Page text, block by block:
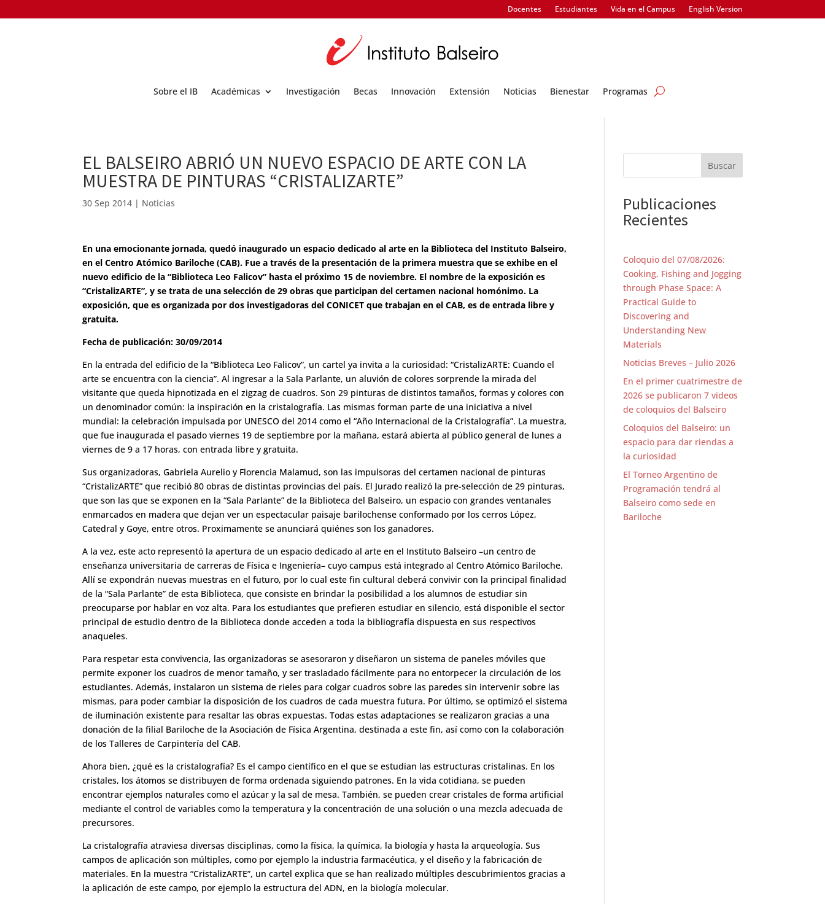
Docentes Estudiantes Vida en el Campus English Version
Sobre el IB Académicas Investigación Becas Innovación Extensión Noticias Bienestar Programas
EL BALSEIRO ABRIÓ UN NUEVO ESPACIO DE ARTE CON LA
MUESTRA DE PINTURAS “CRISTALIZARTE”
30 Sep 2014 | Noticias
En una emocionante jornada, quedó inaugurado un espacio dedicado al arte en la Biblioteca del Instituto Balseiro,
en el Centro Atómico Bariloche (CAB). Fue a través de la presentación de la primera muestra que se exhibe en el
nuevo edificio de la “Biblioteca Leo Falicov” hasta el próximo 15 de noviembre. El nombre de la exposición es
“CristalizARTE”, y se trata de una selección de 29 obras que participan del certamen nacional homónimo. La
exposición, que es organizada por dos investigadoras del CONICET que trabajan en el CAB, es de entrada libre y
gratuita.
Fecha de publicación: 30/09/2014
En la entrada del edificio de la “Biblioteca Leo Falicov”, un cartel ya invita a la curiosidad: “CristalizARTE: Cuando el
arte se encuentra con la ciencia”. Al ingresar a la Sala Parlante, un aluvión de colores sorprende la mirada del
visitante que queda hipnotizada en el zigzag de cuadros. Son 29 pinturas de distintos tamaños, formas y colores con
un denominador común: la inspiración en la cristalografía. Las mismas forman parte de una iniciativa a nivel
mundial: la celebración impulsada por UNESCO del 2014 como el “Año Internacional de la Cristalografía”. La muestra,
que fue inaugurada el pasado viernes 19 de septiembre por la mañana, estará abierta al público general de lunes a
viernes de 9 a 17 horas, con entrada libre y gratuita.
Sus organizadoras, Gabriela Aurelio y Florencia Malamud, son las impulsoras del certamen nacional de pinturas
“CristalizARTE” que recibió 80 obras de distintas provincias del país. El Jurado realizó la pre-selección de 29 pinturas,
que son las que se exponen en la “Sala Parlante” de la Biblioteca del Balseiro, un espacio con grandes ventanales
enmarcados en madera que dejan ver un espectacular paisaje barilochense conformado por los cerros López,
Catedral y Goye, entre otros. Proximamente se anunciará quiénes son los ganadores.
A la vez, este acto representó la apertura de un espacio dedicado al arte en el Instituto Balseiro –un centro de
enseñanza universitaria de carreras de Física e Ingeniería– cuyo campus está integrado al Centro Atómico Bariloche.
Allí se expondrán nuevas muestras en el futuro, por lo cual este fin cultural deberá convivir con la principal finalidad
de la “Sala Parlante” de esta Biblioteca, que consiste en brindar la posibilidad a los alumnos de estudiar sin
preocuparse por hablar en voz alta. Para los estudiantes que prefieren estudiar en silencio, está disponible el sector
principal de estudio dentro de la Biblioteca donde acceden a toda la bibliografía dispuesta en sus respectivos
anaqueles.
Para respetar esta convivencia, las organizadoras se asesoraron y diseñaron un sistema de paneles móviles que
permite exponer los cuadros de menor tamaño, y ser trasladado fácilmente para no entorpecer la circulación de los
estudiantes. Además, instalaron un sistema de rieles para colgar cuadros sobre las paredes sin intervenir sobre las
mismas, para poder cambiar la disposición de los cuadros de cada muestra futura. Por último, se optimizó el sistema
de iluminación existente para resaltar las obras expuestas. Todas estas adaptaciones se realizaron gracias a una
donación de la filial Bariloche de la Asociación de Física Argentina, destinada a este fin, así como con la colaboración
de los Talleres de Carpintería del CAB.
Ahora bien, ¿qué es la cristalografía? Es el campo científico en el que se estudian las estructuras cristalinas. En los
cristales, los átomos se distribuyen de forma ordenada siguiendo patrones. En la vida cotidiana, se pueden
encontrar ejemplos naturales como el azúcar y la sal de mesa. También, se pueden crear cristales de forma artificial
mediante el control de variables como la temperatura y la concentración de una solución o una mezcla adecuada de
precursores.
La cristalografía atraviesa diversas disciplinas, como la física, la química, la biología y hasta la arqueología. Sus
campos de aplicación son múltiples, como por ejemplo la industria farmacéutica, y el diseño y la fabricación de
materiales. En la muestra “CristalizARTE”, un cartel explica que se han realizado múltiples descubrimientos gracias a
la aplicación de este campo, por ejemplo la estructura del ADN, en la biología molecular.
Buscar
Publicaciones
Recientes
Coloquio del 07/08/2026:
Cooking, Fishing and Jogging
through Phase Space: A
Practical Guide to
Discovering and
Understanding New
Materials
Noticias Breves – Julio 2026
En el primer cuatrimestre de
2026 se publicaron 7 videos
de coloquios del Balseiro
Coloquios del Balseiro: un
espacio para dar riendas a
la curiosidad
El Torneo Argentino de
Programación tendrá al
Balseiro como sede en
Bariloche